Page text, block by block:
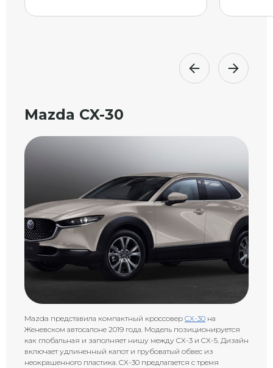
Mazda CX-30
Mazda представила компактный кроссовер CX-30 на
Женевском автосалоне 2019 года. Модель позиционируется
как глобальная и заполняет нишу между CX-3 и CX-5. Дизайн
включает удлиненный капот и грубоватый обвес из
неокрашенного пластика. CX-30 предлагается с тремя